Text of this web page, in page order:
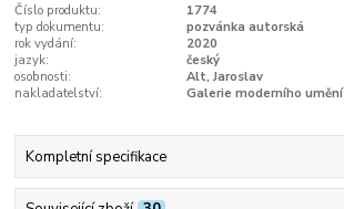
Číslo produktu:
1774
typ dokumentu:
pozvánka autorská
rok vydání:
2020
jazyk:
český
osobnosti:
Alt, Jaroslav
nakladatelství:
Galerie moderního umění
Kompletní specifikace